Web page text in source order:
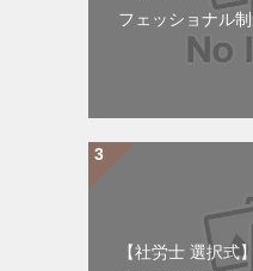
フェッショナル
【社労士 選択式